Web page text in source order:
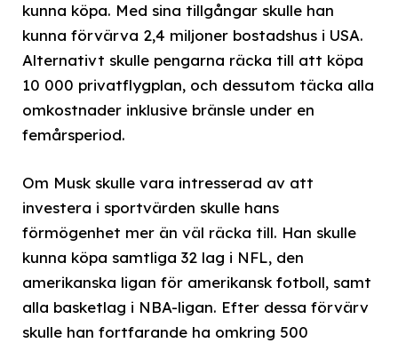
kunna köpa. Med sina tillgångar skulle han
kunna förvärva 2,4 miljoner bostadshus i USA.
Alternativt skulle pengarna räcka till att köpa
10 000 privatflygplan, och dessutom täcka alla
omkostnader inklusive bränsle under en
femårsperiod.
Om Musk skulle vara intresserad av att
investera i sportvärden skulle hans
förmögenhet mer än väl räcka till. Han skulle
kunna köpa samtliga 32 lag i NFL, den
amerikanska ligan för amerikansk fotboll, samt
alla basketlag i NBA-ligan. Efter dessa förvärv
skulle han fortfarande ha omkring 500